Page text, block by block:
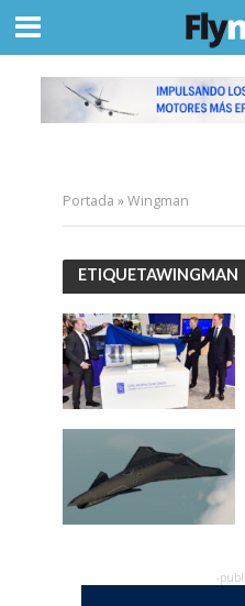
Portada »Wingman
ETIQUETAWINGMAN